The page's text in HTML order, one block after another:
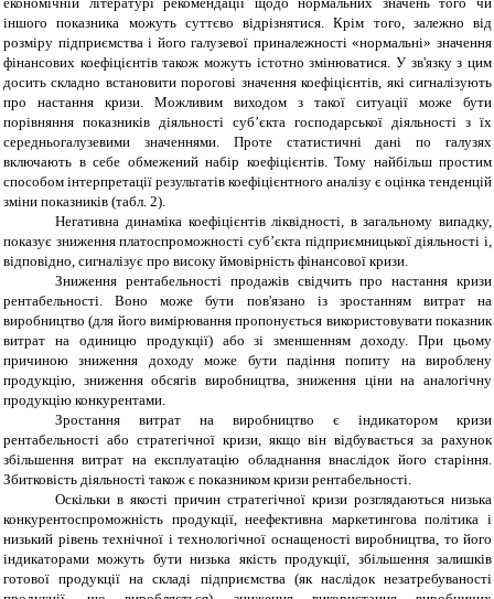
іншого показника можуть суттєво відрізнятися. Крім того, залежно від
розміру підприємства і його галузевої приналежності «нормальні» значення
фінансових коефіцієнтів також можуть істотно змінюватися. У зв'язку з цим
досить складно встановити порогові значення коефіцієнтів, які сигналізують
про настання кризи. Можливим виходом з такої ситуації може бути
порівняння показників діяльності суб’єкта господарської діяльності з їх
середньогалузевими значеннями. Проте статистичні дані по галузях
включають в себе обмежений набір коефіцієнтів. Тому найбільш простим
способом інтерпретації результатів коефіцієнтного аналізу є оцінка тенденцій
зміни показників (табл. 2).
Негативна динаміка коефіцієнтів ліквідності, в загальному випадку,
показує зниження платоспроможності суб’єкта підприємницької діяльності і,
відповідно, сигналізує про високу ймовірність фінансової кризи.
Зниження рентабельності продажів свідчить про настання кризи
рентабельності. Воно може бути пов'язано із зростанням витрат на
виробництво (для його вимірювання пропонується використовувати показник
витрат на одиницю продукції) або зі зменшенням доходу. При цьому
причиною зниження доходу може бути падіння попиту на вироблену
продукцію, зниження обсягів виробництва, зниження ціни на аналогічну
продукцію конкурентами.
Зростання витрат на виробництво є індикатором кризи
рентабельності або стратегічної кризи, якщо він відбувається за рахунок
збільшення витрат на експлуатацію обладнання внаслідок його старіння.
Збитковість діяльності також є показником кризи рентабельності.
Оскільки в якості причин стратегічної кризи розглядаються низька
конкурентоспроможність продукції, неефективна маркетингова політика і
низький рівень технічної і технологічної оснащеності виробництва, то його
індикаторами можуть бути низька якість продукції, збільшення залишків
готової продукції на складі підприємства (як наслідок незатребуваності